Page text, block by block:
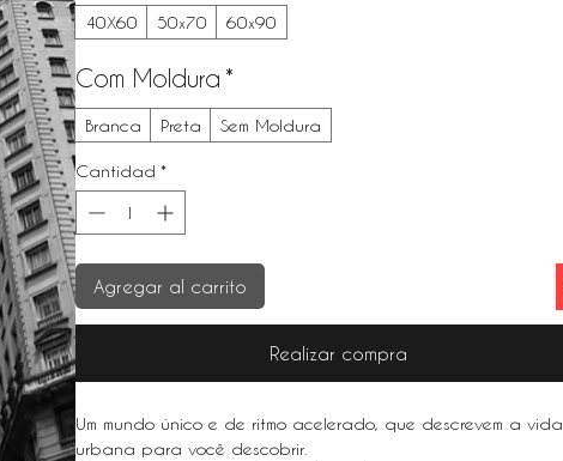
40X60 50x70 60x90
Com Moldura *
Branca Preta Sem Moldura
Cantidad *
Agregar al carrito
Realizar compra
Um mundo único e de ritmo acelerado, que descrevem a vida
urbana para você descobrir.